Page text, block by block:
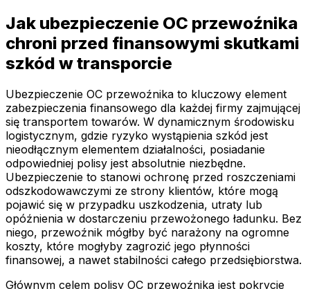
Jak ubezpieczenie OC przewoźnika
chroni przed finansowymi skutkami
szkód w transporcie
Ubezpieczenie OC przewoźnika to kluczowy element
zabezpieczenia finansowego dla każdej firmy zajmującej
się transportem towarów. W dynamicznym środowisku
logistycznym, gdzie ryzyko wystąpienia szkód jest
nieodłącznym elementem działalności, posiadanie
odpowiedniej polisy jest absolutnie niezbędne.
Ubezpieczenie to stanowi ochronę przed roszczeniami
odszkodowawczymi ze strony klientów, które mogą
pojawić się w przypadku uszkodzenia, utraty lub
opóźnienia w dostarczeniu przewożonego ładunku. Bez
niego, przewoźnik mógłby być narażony na ogromne
koszty, które mogłyby zagrozić jego płynności
finansowej, a nawet stabilności całego przedsiębiorstwa.
Głównym celem polisy OC przewoźnika jest pokrycie